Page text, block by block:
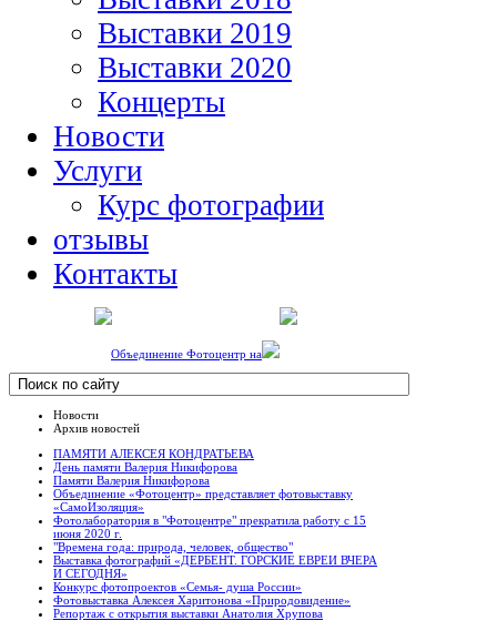
Выставки 2019
Выставки 2020
Концерты
Новости
Услуги
Курс фотографии
отзывы
Контакты
Объединение Фотоцентр на
Новости
Архив новостей
ПАМЯТИ АЛЕКСЕЯ КОНДРАТЬЕВА
День памяти Валерия Никифорова
Памяти Валерия Никифорова
Объединение «Фотоцентр» представляет фотовыставку
«СамоИзоляция»
Фотолаборатория в "Фотоцентре" прекратила работу с 15
июня 2020 г.
"Времена года: природа, человек, общество"
Выставка фотографий «ДЕРБЕНТ. ГОРСКИЕ ЕВРЕИ ВЧЕРА
И СЕГОДНЯ»
Конкурс фотопроектов «Семья- душа России»
Фотовыставка Алексея Харитонова «Природовидение»
Репортаж с открытия выставки Анатолия Хрупова